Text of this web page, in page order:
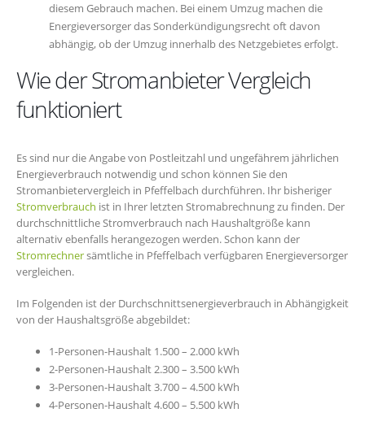
diesem Gebrauch machen. Bei einem Umzug machen die
Energieversorger das Sonderkündigungsrecht oft davon
abhängig, ob der Umzug innerhalb des Netzgebietes erfolgt.
Wie der Stromanbieter Vergleich
funktioniert
Es sind nur die Angabe von Postleitzahl und ungefährem jährlichen
Energieverbrauch notwendig und schon können Sie den
Stromanbietervergleich in Pfeffelbach durchführen. Ihr bisheriger
Stromverbrauch ist in Ihrer letzten Stromabrechnung zu finden. Der
durchschnittliche Stromverbrauch nach Haushaltgröße kann
alternativ ebenfalls herangezogen werden. Schon kann der
Stromrechnersämtliche in Pfeffelbach verfügbaren Energieversorger
vergleichen.
Im Folgenden ist der Durchschnittsenergieverbrauch in Abhängigkeit
von der Haushaltsgröße abgebildet:
1-Personen-Haushalt 1.500 – 2.000 kWh
2-Personen-Haushalt 2.300 – 3.500 kWh
3-Personen-Haushalt 3.700 – 4.500 kWh
4-Personen-Haushalt 4.600 – 5.500 kWh